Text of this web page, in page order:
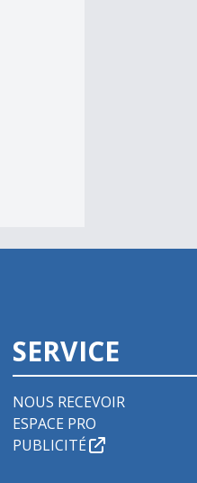
SERVICE
NOUS RECEVOIR
ESPACE PRO
PUBLICITÉ